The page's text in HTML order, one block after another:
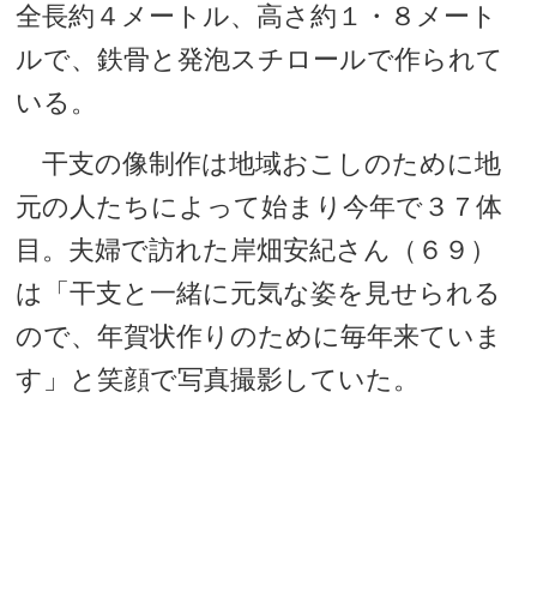
全長約４メートル、高さ約１・８メート
ルで、鉄骨と発泡スチロールで作られて
いる。
干支の像制作は地域おこしのために地
元の人たちによって始まり今年で３７体
目。夫婦で訪れた岸畑安紀さん（６９）
は「干支と一緒に元気な姿を見せられる
ので、年賀状作りのために毎年来ていま
す」と笑顔で写真撮影していた。